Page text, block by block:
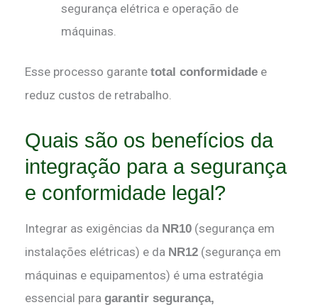
segurança elétrica e operação de
máquinas.
Esse processo garante total conformidade e
reduz custos de retrabalho.
Quais são os benefícios da
integração para a segurança
e conformidade legal?
Integrar as exigências da NR10 (segurança em
instalações elétricas) e da NR12 (segurança em
máquinas e equipamentos) é uma estratégia
essencial para garantir segurança,